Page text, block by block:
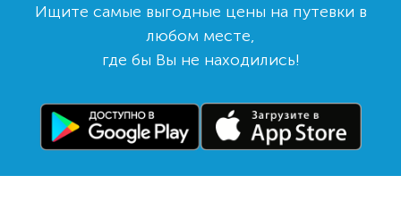
Ищите самые выгодные цены на путевки в
любом месте,
где бы Вы не находились!